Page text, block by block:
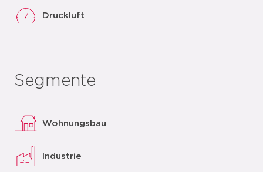
Druckluft
Segmente
Wohnungsbau
Industrie